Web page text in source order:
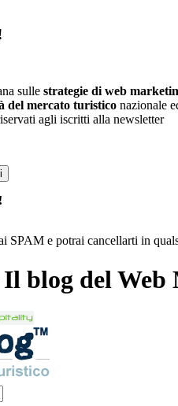
sulle strategie di web
del mercato turistico nazionale
agli iscritti alla newsletter
SPAM e potrai cancellarti in
blog del Web